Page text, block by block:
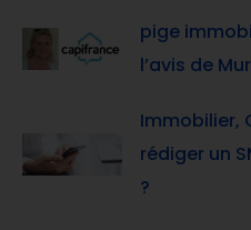
pige
l’avis de
Immobilier,
rédiger un
?